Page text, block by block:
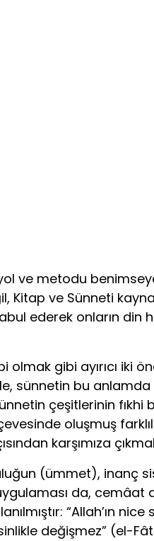
ve metodu
Kitap ve Sünneti
ederek onların
gibi ayırıcı iki
sünnetin bu anlamda
çeşitlerinin fıkhi
oluşmuş
karşımıza
(ümmet), inanç
da, cemâat
“Allah’ın
değişmez” (el-